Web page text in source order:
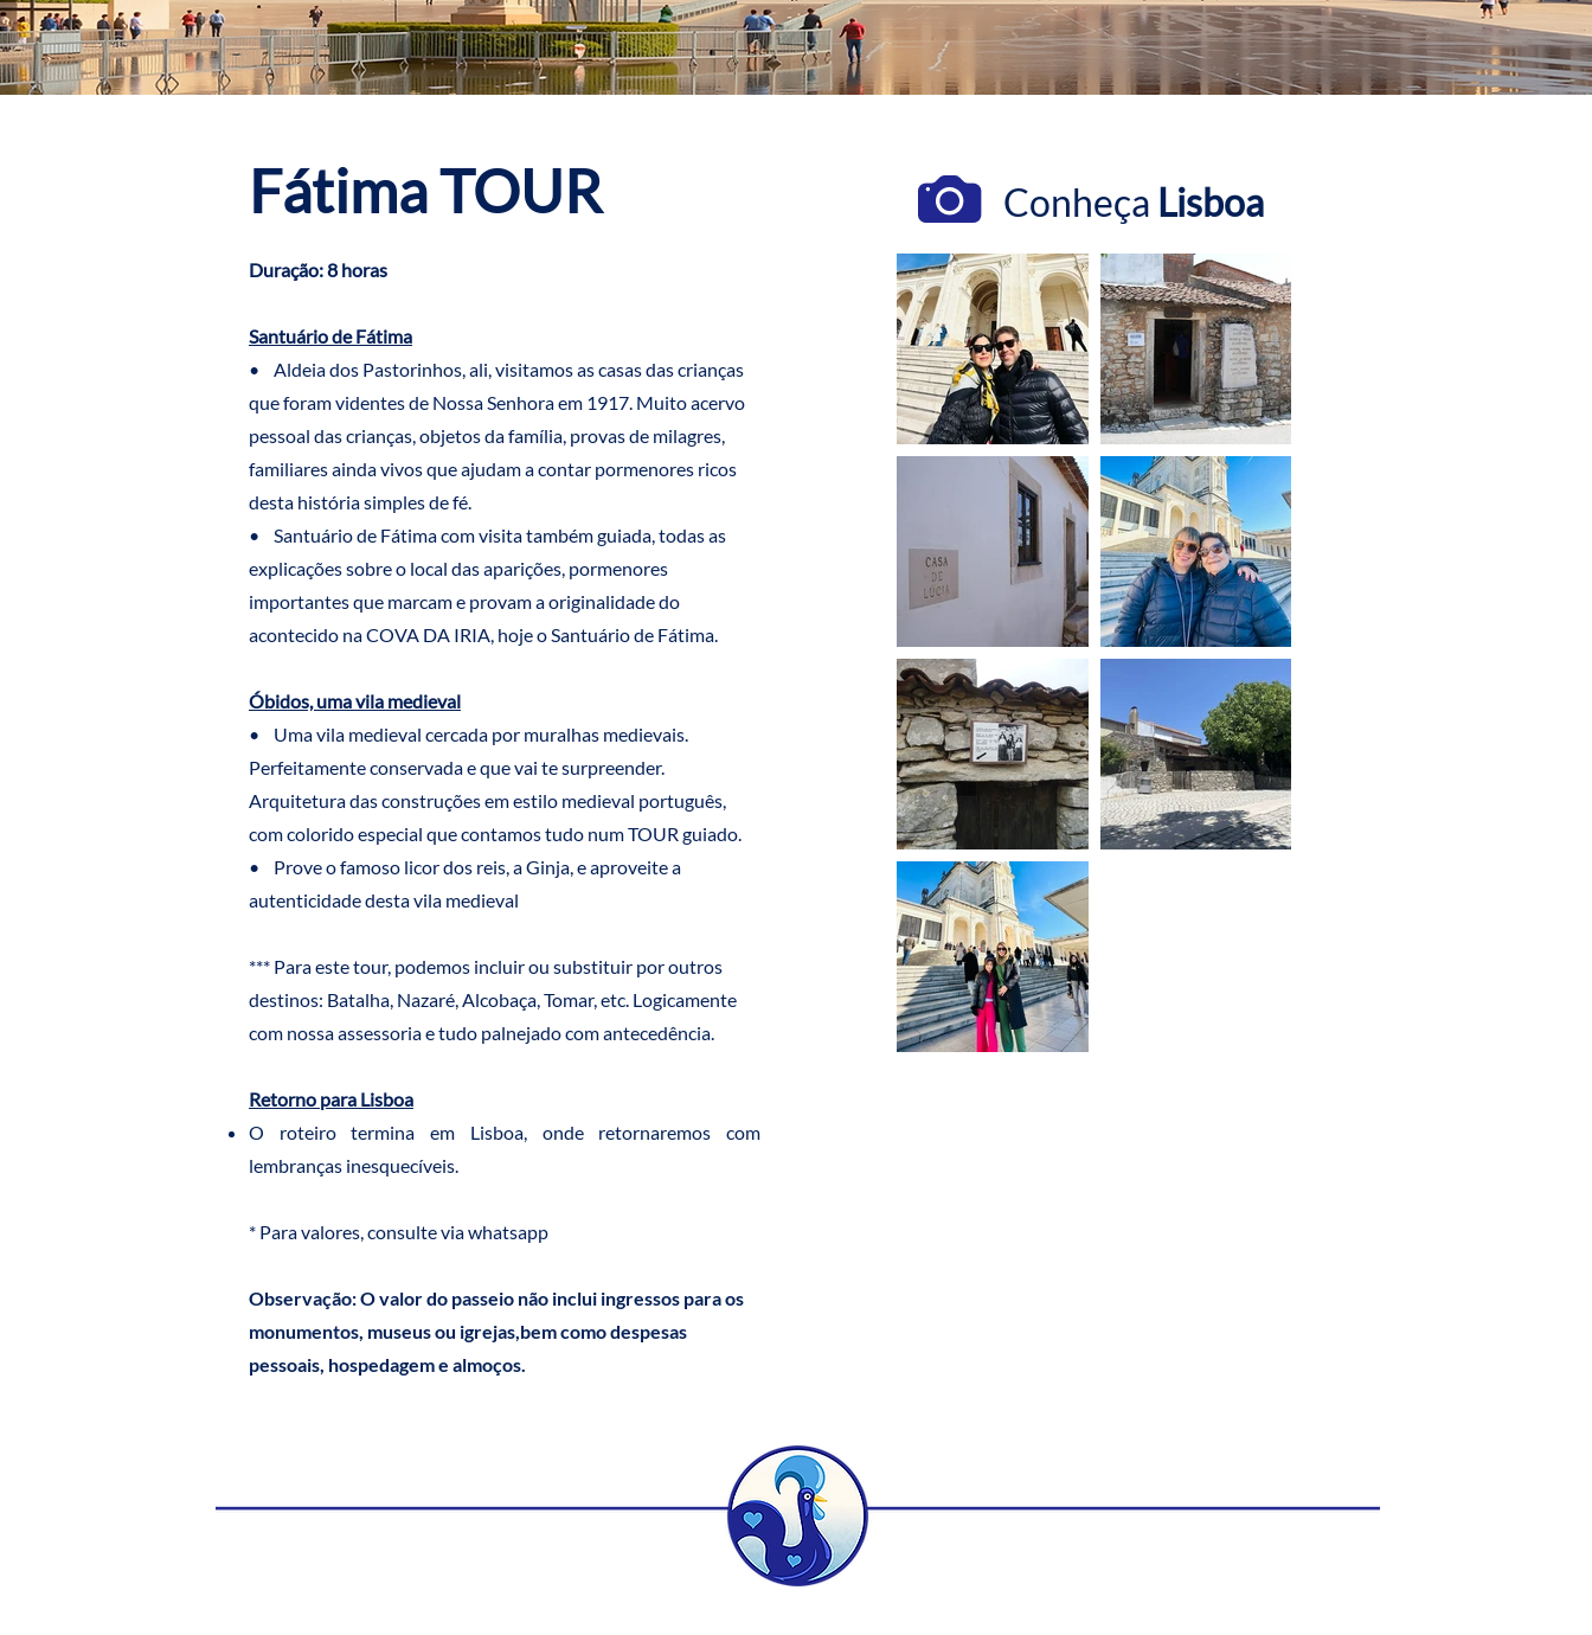
Fátima TOUR
Duração: 8 horas
Santuário de Fátima
• Aldeia dos Pastorinhos, ali, visitamos as casas das crianças
que foram videntes de Nossa Senhora em 1917. Muito acervo
pessoal das crianças, objetos da família, provas de milagres,
familiares ainda vivos que ajudam a contar pormenores ricos
desta história simples de fé.
• Santuário de Fátima com visita também guiada, todas as
explicações sobre o local das aparições, pormenores
importantes que marcam e provam a originalidade do
acontecido na COVA DA IRIA, hoje o Santuário de Fátima.
Óbidos, uma vila medieval
• Uma vila medieval cercada por muralhas medievais.
Perfeitamente conservada e que vai te surpreender.
Arquitetura das construções em estilo medieval português,
com colorido especial que contamos tudo num TOUR guiado.
• Prove o famoso licor dos reis, a Ginja, e aproveite a
autenticidade desta vila medieval
*** Para este tour, podemos incluir ou substituir por outros
destinos: Batalha, Nazaré, Alcobaça, Tomar, etc. Logicamente
com nossa assessoria e tudo palnejado com antecedência.
Retorno para Lisboa
O roteiro termina em Lisboa, onde retornaremos com
lembranças inesquecíveis.
* Para valores, consulte via whatsapp
Observação: O valor do passeio não inclui ingressos para os
monumentos, museus ou igrejas,bem como despesas
pessoais, hospedagem e almoços.
Conheça Lisboa